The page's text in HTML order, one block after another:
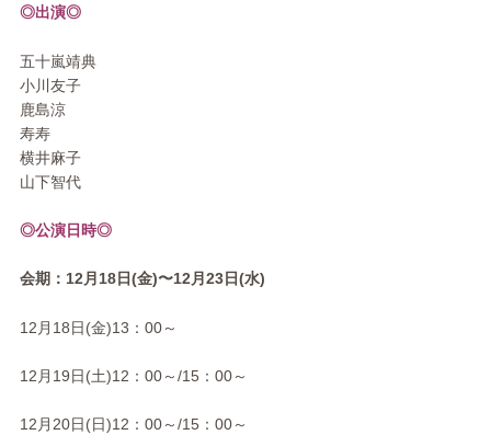
◎出演◎
五十嵐靖典
小川友子
鹿島涼
寿寿
横井麻子
山下智代
◎公演日時◎
会期：12月18日(金)〜12月23日(水)
12月18日(金)13：00～
12月19日(土)12：00～/15：00～
12月20日(日)12：00～/15：00～